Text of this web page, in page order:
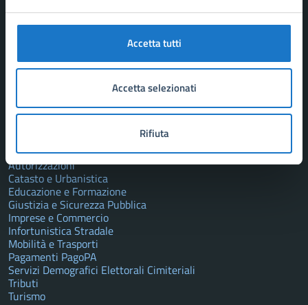
Accetta tutti
Accetta selezionati
Rifiuta
Organi di governo
Enti e fondazioni
Politici
Personale amministrativo
Documenti e dati
Autorizzazioni
Catasto e Urbanistica
Educazione e Formazione
Giustizia e Sicurezza Pubblica
Imprese e Commercio
Infortunistica Stradale
Mobilità e Trasporti
Pagamenti PagoPA
Servizi Demografici Elettorali Cimiteriali
Tributi
Turismo